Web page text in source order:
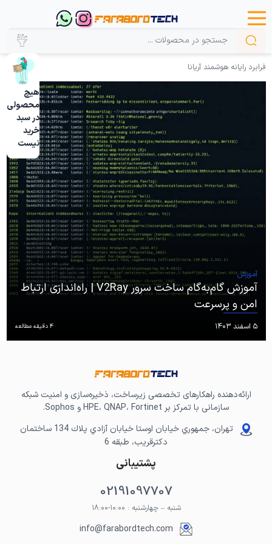
هیچ
محصولی
در سبد
خرید
نیست
فرابرد رایانه هوشمند آریانا
آموزش
آموزش گام‌به‌گام ساخت سرور V2Ray | راه‌اندازی ارتباط
امن و پرسرعت
۵ اسفند ۱۴۰۳ 4 دقیقه مطالعه
ارائه‌دهنده راهکارهای تخصصی زیرساخت، ذخیره‌سازی و امنیت شبکه
سازمانی با تمرکز بر HPE، QNAP، Fortinet و Sophos.
تهران، جمهوري خيابان اوستا خيابان آزادي پلاك 134 ساختمان
دكترقريب، طبقه 6
پشتیبانی
02191097707
شنبه – چهارشنبه : ۱۰:۰۰-۱۸:۰۰
info@farabordtech.com